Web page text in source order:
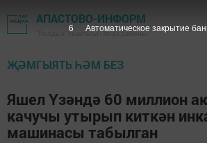
АПАСТОВО-ИНФОРМ
"Йолдыз" газетасы - Апас районы
ҖӘМГЫЯТЬ ҺӘМ БЕЗ
Яшел Үзәндә 60 миллион
качучы утырып киткән
машинасы табылган
5 Автоматическое закрытие